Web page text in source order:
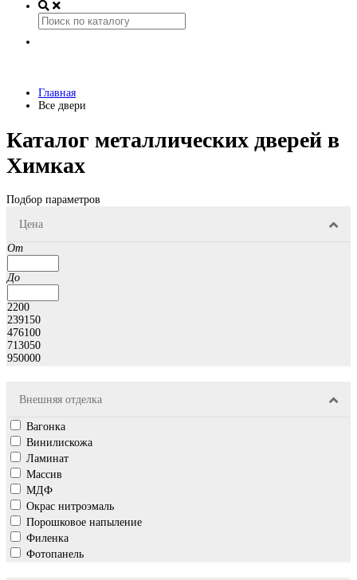
Главная
Все двери
Каталог металлических дверей в
Химках
Подбор параметров
Цена
От
До
2200
239150
476100
713050
950000
Внешняя отделка
Вагонка
Винилискожа
Ламинат
Массив
МДФ
Окрас нитроэмаль
Порошковое напыление
Филенка
Фотопанель